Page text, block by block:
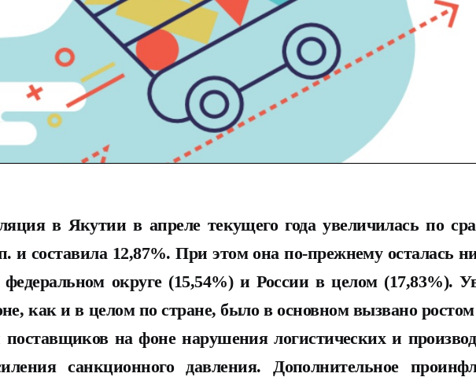
в Якутии в апреле текущего года увеличилась по
и составила 12,87%. При этом она по-прежнему осталась
федеральном округе (15,54%) и России в целом (17,83%).
как и в целом по стране, было в основном вызвано
поставщиков на фоне нарушения логистических и
санкционного давления. Дополнительное